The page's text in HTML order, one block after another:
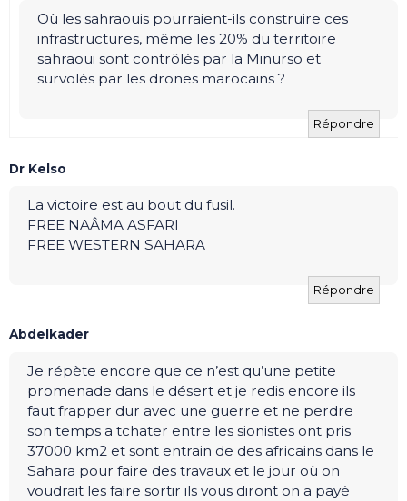
Où les sahraouis pourraient-ils construire ces
infrastructures, même les 20% du territoire
sahraoui sont contrôlés par la Minurso et
survolés par les drones marocains ?
Répondre
Dr Kelso
La victoire est au bout du fusil.
FREE NAÂMA ASFARI
FREE WESTERN SAHARA
Répondre
Abdelkader
Je répète encore que ce n’est qu’une petite
promenade dans le désert et je redis encore ils
faut frapper dur avec une guerre et ne perdre
son temps a tchater entre les sionistes ont pris
37000 km2 et sont entrain de des africains dans le
Sahara pour faire des travaux et le jour où on
voudrait les faire sortir ils vous diront on a payé